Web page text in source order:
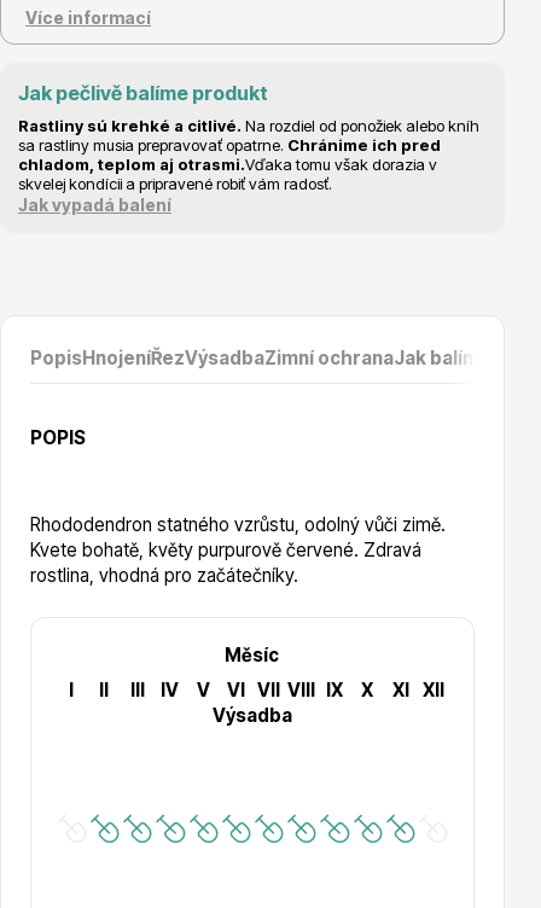
Cibuloviny
Vzrostlé stromy
Nářadí, příslušenství
Více informací
Jak pečlivě balíme produkt
Rastliny sú krehké a citlivé. Na rozdiel od ponožiek alebo kníh
sa rastliny musia prepravovať opatrne. Chránime ich pred
chladom, teplom aj otrasmi.Vďaka tomu však dorazia v
skvelej kondícii a pripravené robiť vám radosť.
Jak vypadá balení
PopisHnojeníŘezVýsadbaZimní ochranaJak balíme
POPIS
Rhododendron statného vzrůstu, odolný vůči zimě.
Kvete bohatě, květy purpurově červené. Zdravá
rostlina, vhodná pro začátečníky.
Měsíc
I
II III IV V VI VII VIII IX X XI
XII
Výsadba